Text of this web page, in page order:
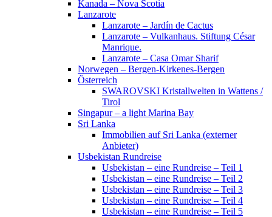
Kanada – Nova Scotia
Lanzarote
Lanzarote – Jardín de Cactus
Lanzarote – Vulkanhaus. Stiftung César
Manrique.
Lanzarote – Casa Omar Sharif
Norwegen – Bergen-Kirkenes-Bergen
Österreich
SWAROVSKI Kristallwelten in Wattens /
Tirol
Singapur – a light Marina Bay
Sri Lanka
Immobilien auf Sri Lanka (externer
Anbieter)
Usbekistan Rundreise
Usbekistan – eine Rundreise – Teil 1
Usbekistan – eine Rundreise – Teil 2
Usbekistan – eine Rundreise – Teil 3
Usbekistan – eine Rundreise – Teil 4
Usbekistan – eine Rundreise – Teil 5